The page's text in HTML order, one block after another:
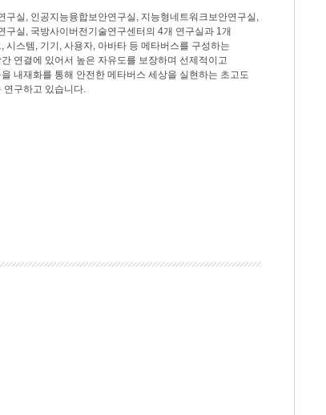
구실, 인공지능융합보안연구실, 지능형네트워크보안연구실,
구실, 국방사이버전기술연구센터의 4개 연구실과 1개
시스템, 기기, 사용자, 아바타 등 메타버스를 구성하는
연결에 있어서 높은 자유도를 보장하며 선제적이고
내재화를 통해 안전한 메타버스 세상을 실현하는 초고도
연구하고 있습니다.